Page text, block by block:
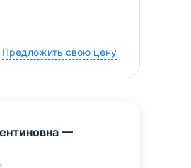
Предложить свою цену
—